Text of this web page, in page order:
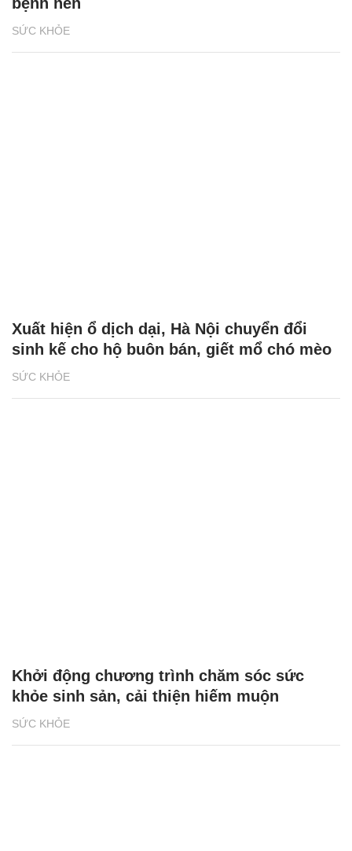
SỨC KHỎE
SỨC KHỎE
Xuất hiện ổ dịch dại, Hà Nội chuyển đổi
sinh kế cho hộ buôn bán, giết mổ chó mèo
SỨC KHỎE
Khởi động chương trình chăm sóc sức
khỏe sinh sản, cải thiện hiếm muộn